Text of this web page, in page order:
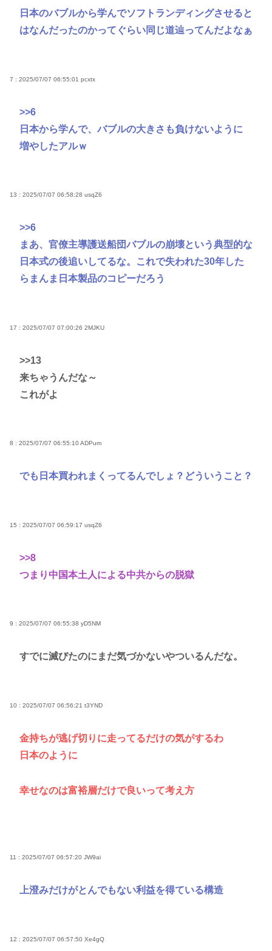
日本のバブルから学んでソフトランディングさせると
はなんだったのかってぐらい同じ道辿ってんだよなぁ
7 : 2025/07/07 06:55:01 pcxtx
>>6
日本から学んで、バブルの大きさも負けないように
増やしたアルｗ
13 : 2025/07/07 06:58:28 usqZ6
>>6
まあ、官僚主導護送船団バブルの崩壊という典型的な
日本式の後追いしてるな。これで失われた30年した
らまんま日本製品のコピーだろう
17 : 2025/07/07 07:00:26 2MJKU
>>13
来ちゃうんだな～
これがよ
8 : 2025/07/07 06:55:10ADPum
でも日本買われまくってるんでしょ？どういうこと？
15 : 2025/07/07 06:59:17 usqZ6
>>8
つまり中国本土人による中共からの脱獄
9 : 2025/07/07 06:55:38 yD5NM
すでに滅びたのにまだ気づかないやついるんだな。
10 : 2025/07/07 06:56:21 t3YND
金持ちが逃げ切りに走ってるだけの気がするわ
日本のように
幸せなのは富裕層だけで良いって考え方
11 : 2025/07/07 06:57:20 JW9ai
上澄みだけがとんでもない利益を得ている構造
12 : 2025/07/07 06:57:50 Xe4gQ